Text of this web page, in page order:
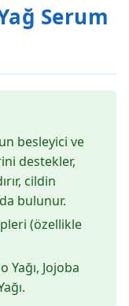
Serum
besleyici ve
destekler,
cildin
bulunur.
(özellikle
Yağı, Jojoba